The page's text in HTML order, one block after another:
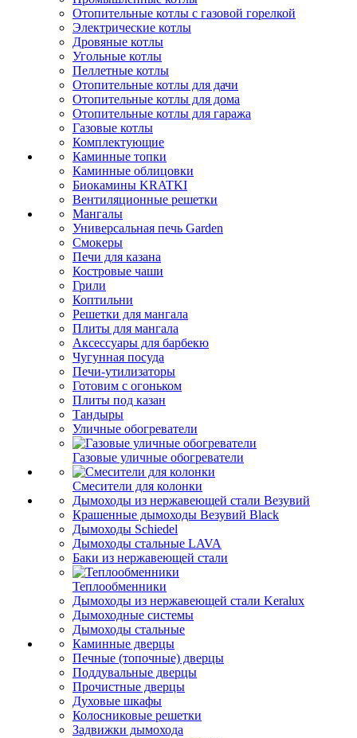
Отопительные котлы с газовой горелкой
Электрические котлы
Дровяные котлы
Угольные котлы
Пеллетные котлы
Отопительные котлы для дачи
Отопительные котлы для дома
Отопительные котлы для гаража
Газовые котлы
Комплектующие
Каминные топки
Каминные облицовки
Биокамины KRATKI
Вентиляционные решетки
Мангалы
Универсальная печь Garden
Смокеры
Печи для казана
Костровые чаши
Грили
Коптильни
Решетки для мангала
Плиты для мангала
Аксессуары для барбекю
Чугунная посуда
Печи-утилизаторы
Готовим с огоньком
Плиты под казан
Тандыры
Уличные обогреватели
Газовые уличные обогреватели
Смесители для колонки
Дымоходы из нержавеющей стали Везувий
Крашенные дымоходы Везувий Black
Дымоходы Schiedel
Дымоходы стальные LAVA
Баки из нержавеющей стали
Теплообменники
Дымоходы из нержавеющей стали Keralux
Дымоходные системы
Дымоходы стальные
Каминные дверцы
Печные (топочные) дверцы
Поддувальные дверцы
Прочистные дверцы
Духовые шкафы
Колосниковые решетки
Задвижки дымохода